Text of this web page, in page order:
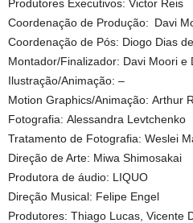
Produtores Executivos: Victor Reis
Coordenação de Produção: Davi
Coordenação de Pós: Diogo Dias
Montador/Finalizador: Davi Moori e
Ilustração/Animação: –
Motion Graphics/Animação: Arthur
Fotografia: Alessandra Levtchenko
Tratamento de Fotografia: Weslei
Direção de Arte: Miwa Shimosakai
Produtora de áudio: LIQUO
Direção Musical: Felipe Engel
Produtores: Thiago Lucas, Vicente